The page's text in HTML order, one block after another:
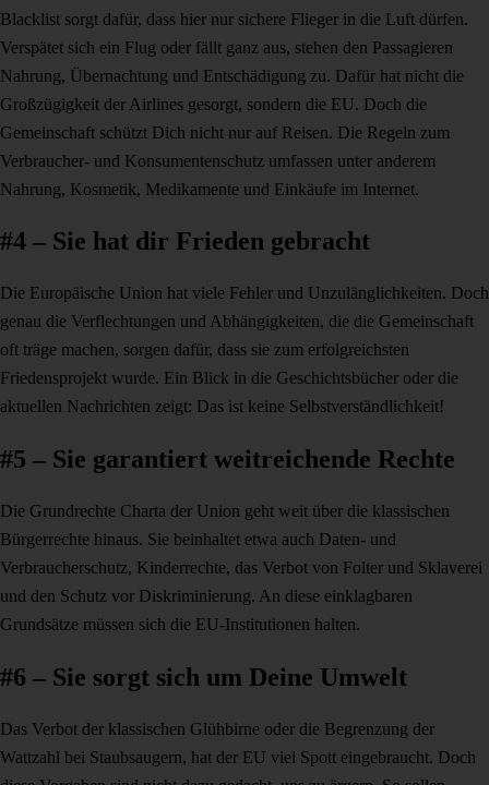
Blacklist sorgt dafür, dass hier nur sichere Flieger in die Luft dürfen.
Verspätet sich ein Flug oder fällt ganz aus, stehen den Passagieren
Nahrung, Übernachtung und Entschädigung zu. Dafür hat nicht die
Großzügigkeit der Airlines gesorgt, sondern die EU. Doch die
Gemeinschaft schützt Dich nicht nur auf Reisen. Die Regeln zum
Verbraucher- und Konsumentenschutz umfassen unter anderem
Nahrung, Kosmetik, Medikamente und Einkäufe im Internet.
#4 – Sie hat dir Frieden gebracht
Die Europäische Union hat viele Fehler und Unzulänglichkeiten. Doch
genau die Verflechtungen und Abhängigkeiten, die die Gemeinschaft
oft träge machen, sorgen dafür, dass sie zum erfolgreichsten
Friedensprojekt wurde. Ein Blick in die Geschichtsbücher oder die
aktuellen Nachrichten zeigt: Das ist keine Selbstverständlichkeit!
#5 – Sie garantiert weitreichende Rechte
Die Grundrechte Charta der Union geht weit über die klassischen
Bürgerrechte hinaus. Sie beinhaltet etwa auch Daten- und
Verbraucherschutz, Kinderrechte, das Verbot von Folter und Sklaverei
und den Schutz vor Diskriminierung. An diese einklagbaren
Grundsätze müssen sich die EU-Institutionen halten.
#6 – Sie sorgt sich um Deine Umwelt
Das Verbot der klassischen Glühbirne oder die Begrenzung der
Wattzahl bei Staubsaugern, hat der EU viel Spott eingebraucht. Doch